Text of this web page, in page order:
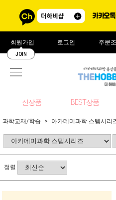
회원가입
JOIN
로그인 주문
신상품 BEST상품
과학교재/학습 아카데미과학 스템시리
정렬